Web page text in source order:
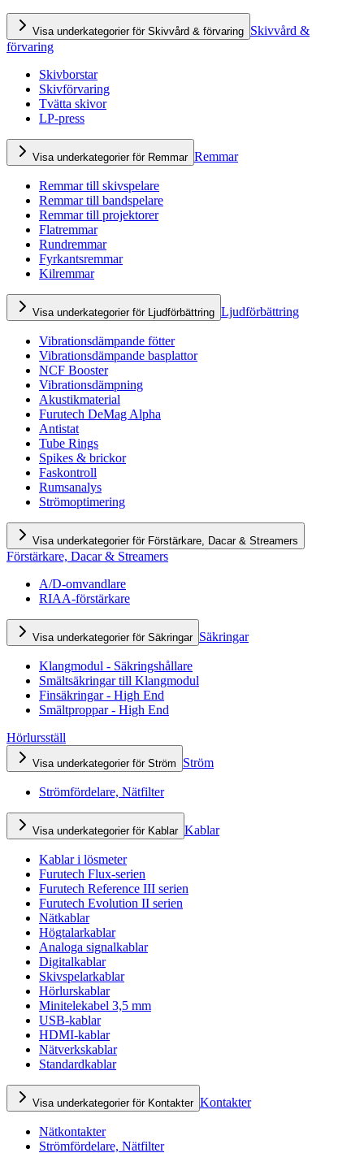
Visa underkategorier för Skivvård & förvaring Skivvård &
förvaring
Skivborstar
Skivförvaring
Tvätta skivor
LP-press
Visa underkategorier för Remmar Remmar
Remmar till skivspelare
Remmar till bandspelare
Remmar till projektorer
Flatremmar
Rundremmar
Fyrkantsremmar
Kilremmar
Visa underkategorier för Ljudförbättring Ljudförbättring
Vibrationsdämpande fötter
Vibrationsdämpande basplattor
NCF Booster
Vibrationsdämpning
Akustikmaterial
Furutech DeMag Alpha
Antistat
Tube Rings
Spikes & brickor
Faskontroll
Rumsanalys
Strömoptimering
Visa underkategorier för Förstärkare, Dacar & Streamers
Förstärkare, Dacar & Streamers
A/D-omvandlare
RIAA-förstärkare
Visa underkategorier för Säkringar Säkringar
Klangmodul - Säkringshållare
Smältsäkringar till Klangmodul
Finsäkringar - High End
Smältproppar - High End
Hörlursställ
Visa underkategorier för Ström Ström
Strömfördelare, Nätfilter
Visa underkategorier för Kablar Kablar
Kablar i lösmeter
Furutech Flux-serien
Furutech Reference III serien
Furutech Evolution II serien
Nätkablar
Högtalarkablar
Analoga signalkablar
Digitalkablar
Skivspelarkablar
Hörlurskablar
Minitelekabel 3,5 mm
USB-kablar
HDMI-kablar
Nätverkskablar
Standardkablar
Visa underkategorier för Kontakter Kontakter
Nätkontakter
Strömfördelare, Nätfilter